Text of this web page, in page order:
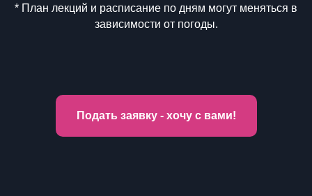
* План лекций и расписание по дням могут меняться в
зависимости от погоды.
Подать заявку - хочу с вами!